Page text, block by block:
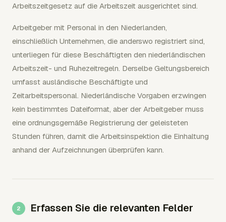
Arbeitszeitgesetz auf die Arbeitszeit ausgerichtet sind.
Arbeitgeber mit Personal in den Niederlanden,
einschließlich Unternehmen, die anderswo registriert sind,
unterliegen für diese Beschäftigten den niederländischen
Arbeitszeit- und Ruhezeitregeln. Derselbe Geltungsbereich
umfasst ausländische Beschäftigte und
Zeitarbeitspersonal. Niederländische Vorgaben erzwingen
kein bestimmtes Dateiformat, aber der Arbeitgeber muss
eine ordnungsgemäße Registrierung der geleisteten
Stunden führen, damit die Arbeitsinspektion die Einhaltung
anhand der Aufzeichnungen überprüfen kann.
Erfassen Sie die relevanten Felder